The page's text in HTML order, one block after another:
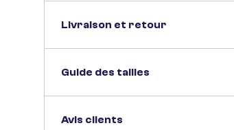
Livraison et retour
Guide des tailles
Avis clients